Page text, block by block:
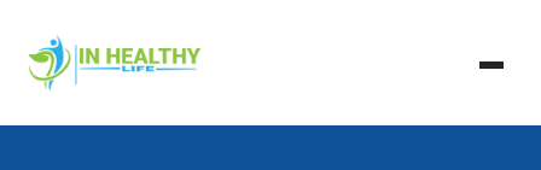
content
In Healthy Life
In Healthy Life, Healthy Life, Health Life, Doctor List,
Doctor Listing